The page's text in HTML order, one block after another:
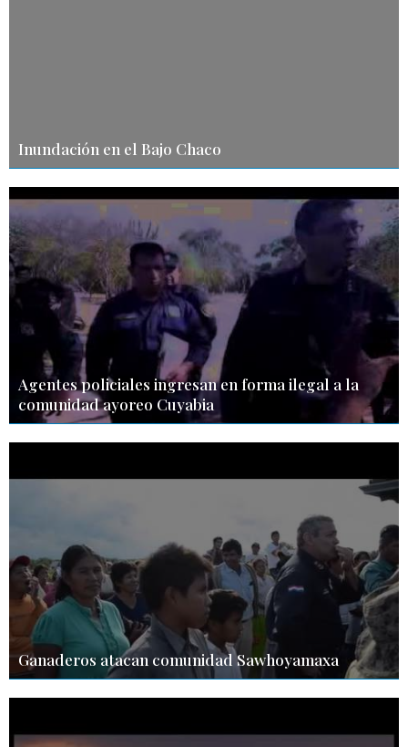
Inundación en el Bajo Chaco
Agentes policiales ingresan en forma ilegal a la
comunidad ayoreo Cuyabia
Ganaderos atacan comunidad Sawhoyamaxa